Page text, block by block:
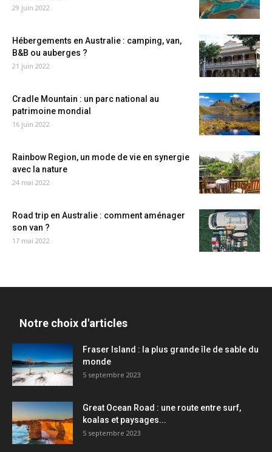
29 juin 2022
Hébergements en Australie : camping, van,
B&B ou auberges ?
21 juin 2022
Cradle Mountain : un parc national au
patrimoine mondial
16 juin 2022
Rainbow Region, un mode de vie en synergie
avec la nature
24 mai 2022
Road trip en Australie : comment aménager
son van ?
17 mai 2022
Notre choix d'articles
Fraser Island : la plus grande île de sable du
monde
5 septembre 2023
Great Ocean Road : une route entre surf,
koalas et paysages...
5 septembre 2023